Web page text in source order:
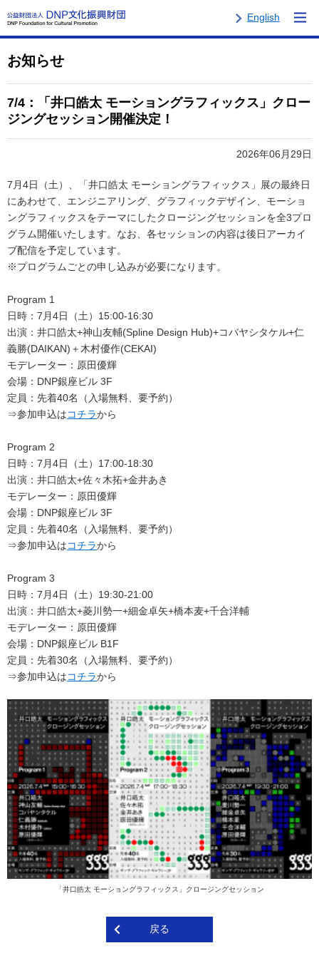
English
お知らせ
7/4：「井口皓太 モーショングラフィックス」クロー
ジングセッション開催決定！
2026年06月29日
7月4日（土）、「井口皓太 モーショングラフィックス」展の最終日
にあわせて、エンジニアリング、グラフィックデザイン、モーショ
ングラフィックスをテーマにしたクロージングセッションを全3プロ
グラム開催いたします。なお、各セッションの内容は後日アーカイ
ブ配信を予定しています。
※プログラムごとの申し込みが必要になります。
Program 1
日時：7月4日（土）15:00-16:30
出演：井口皓太+神山友輔(Spline Design Hub)+コバヤシタケル+仁
義勝(DAIKAN)＋木村優作(CEKAI)
モデレーター：原田優輝
会場：DNP銀座ビル 3F
定員：先着40名（入場無料、要予約）
⇒参加申込はコチラから
Program 2
日時：7月4日（土）17:00-18:30
出演：井口皓太+佐々木拓+金井あき
モデレーター：原田優輝
会場：DNP銀座ビル 3F
定員：先着40名（入場無料、要予約）
⇒参加申込はコチラから
Program 3
日時：7月4日（土）19:30-21:00
出演：井口皓太+菱川勢一+細金卓矢+橋本麦+千合洋輔
モデレーター：原田優輝
会場：DNP銀座ビル B1F
定員：先着30名（入場無料、要予約）
⇒参加申込はコチラから
「井口皓太 モーショングラフィックス」クロージングセッション
戻る